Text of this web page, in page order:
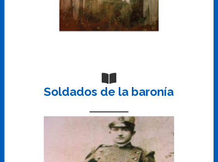
Soldados de la baronía